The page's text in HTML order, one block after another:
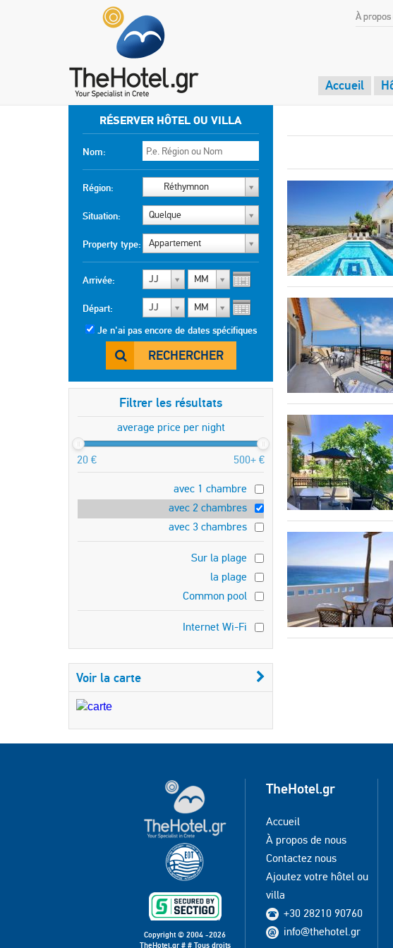
À
Accueil
RÉSERVER HÔTEL OU VILLA
Nom:
Région: Réthymnon
Situation: Quelque
Property type: Appartement
Arrivée: JJ MM
Départ: JJ MM
Je n'ai pas encore de dates spécifiques
RECHERCHER
Filtrer les résultats
average price per night
20 € 500+ €
avec 1 chambre
avec 2 chambres
avec 3 chambres
Sur la plage
la plage
Common pool
Internet Wi-Fi
Voir la carte
Copyright © 2004 -2026
TheHotel.gr # # Tous droits
TheHotel.gr
Accueil
À propos de nous
Contactez nous
Ajoutez votre hôtel ou
villa
+30 28210 90760
info@thehotel.gr